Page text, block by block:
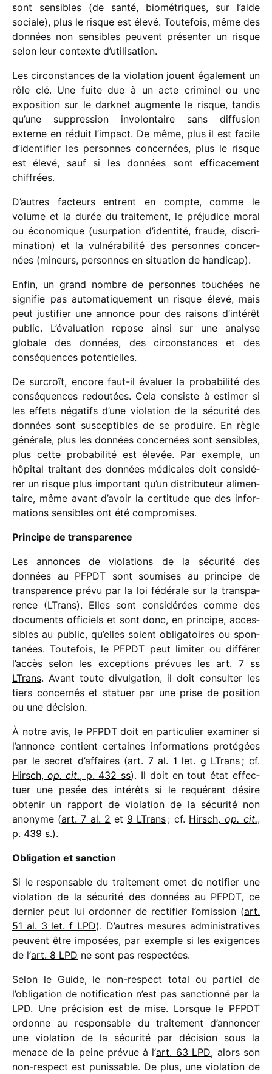
sont sensibles (de santé, biomé­triques, sur l’aide
sociale), plus le risque est élevé. Toutefois, même des
données non sensibles peuvent présen­ter un risque
selon leur contexte d’utilisation.
Les circons­tances de la viola­tion jouent égale­ment un
rôle clé. Une fuite due à un acte crimi­nel ou une
expo­si­tion sur le dark­net augmente le risque, tandis
qu’une suppres­sion invo­lon­taire sans diffu­sion
externe en réduit l’impact. De même, plus il est facile
d’identifier les personnes concer­nées, plus le risque
est élevé, sauf si les données sont effi­ca­ce­ment
chiffrées.
D’autres facteurs entrent en compte, comme le
volume et la durée du trai­te­ment, le préju­dice moral
ou écono­mique (usur­pa­tion d’identité, fraude, discri­
mi­na­tion) et la vulné­ra­bi­lité des personnes concer­
nées (mineurs, personnes en situa­tion de handicap).
Enfin, un grand nombre de personnes touchées ne
signi­fie pas auto­ma­ti­que­ment un risque élevé, mais
peut justi­fier une annonce pour des raisons d’intérêt
public. L’évaluation repose ainsi sur une analyse
globale des données, des circons­tances et des
consé­quences potentielles.
De surcroît, encore faut-il évaluer la proba­bi­lité des
consé­quences redou­tées. Cela consiste à esti­mer si
les effets néga­tifs d’une viola­tion de la sécu­rité des
données sont suscep­tibles de se produire. En règle
géné­rale, plus les données concer­nées sont sensibles,
plus cette proba­bi­lité est élevée. Par exemple, un
hôpi­tal trai­tant des données médi­cales doit consi­dé­
rer un risque plus impor­tant qu’un distri­bu­teur alimen­
taire, même avant d’avoir la certi­tude que des infor­
ma­tions sensibles ont été compromises.
Principe de transparence
Les annonces de viola­tions de la sécu­rité des
données au PFPDT sont soumises au prin­cipe de
trans­pa­rence prévu par la loi fédé­rale sur la trans­pa­
rence (LTrans). Elles sont consi­dé­rées comme des
docu­ments offi­ciels et sont donc, en prin­cipe, acces­
sibles au public, qu’elles soient obli­ga­toires ou spon­
ta­nées. Toutefois, le PFPDT peut limi­ter ou diffé­rer
l’accès selon les excep­tions prévues les art. 7 ss
LTrans. Avant toute divul­ga­tion, il doit consul­ter les
tiers concer­nés et statuer par une prise de posi­tion
ou une décision.
À notre avis, le PFPDT doit en parti­cu­lier exami­ner si
l’annonce contient certaines infor­ma­tions proté­gées
par le secret d’affaires (art. 7 al. 1 let. g LTrans ; cf.
Hirsch, op. cit., p. 432 ss). Il doit en tout état effec­
tuer une pesée des inté­rêts si le requé­rant désire
obte­nir un rapport de viola­tion de la sécu­rité non
anonyme (art. 7 al. 2 et 9 LTrans ; cf. Hirsch, op. cit.,
p. 439 s.).
Obligation et sanction
Si le respon­sable du trai­te­ment omet de noti­fier une
viola­tion de la sécu­rité des données au PFPDT, ce
dernier peut lui ordon­ner de recti­fier l’omission (art.
51 al. 3 let. f LPD). D’autres mesures admi­nis­tra­tives
peuvent être impo­sées, par exemple si les exigences
de l’art. 8 LPD ne sont pas respectées.
Selon le Guide, le non-respect total ou partiel de
l’obligation de noti­fi­ca­tion n’est pas sanc­tionné par la
LPD. Une préci­sion est de mise. Lorsque le PFPDT
ordonne au respon­sable du trai­te­ment d’annoncer
une viola­tion de la sécu­rité par déci­sion sous la
menace de la peine prévue à l’art. 63 LPD, alors son
non-respect est punis­sable. De plus, une viola­tion de